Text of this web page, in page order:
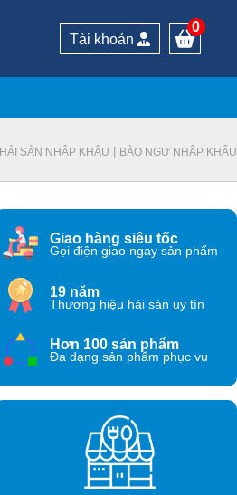
Tài khoản
0
HẢI SẢN NHẬP KHẨU BÀO NGƯ NHẬP KHẨU
Giao hàng siêu tốc
Gọi điện giao ngay sản phẩm
19 năm
Thương hiệu hải sản uy tín
Hơn 100 sản phẩm
Đa dạng sản phẩm phục vụ